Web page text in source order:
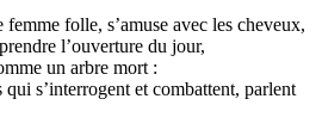
folle, s’amuse avec les cheveux,
l’ouverture du jour,
un arbre mort :
s’interrogent et combattent, parlent